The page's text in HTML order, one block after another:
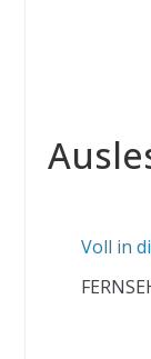
Voll in